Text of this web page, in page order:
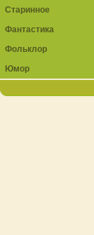
Старинное
Фантастика
Фольклор
Юмор